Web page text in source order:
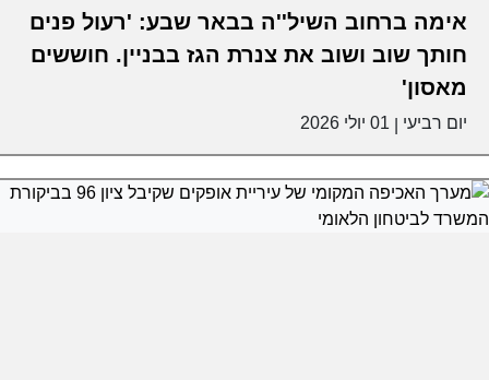
אימה ברחוב השיל''ה בבאר שבע: 'רעול פנים
חותך שוב ושוב את צנרת הגז בבניין. חוששים
מאסון'
יום רביעי 01 יולי 2026